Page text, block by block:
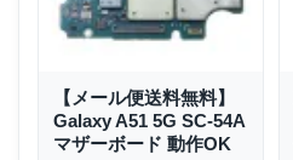
【メール便送料無料】
Galaxy A51 5G SC-54A
マザーボード 動作OK